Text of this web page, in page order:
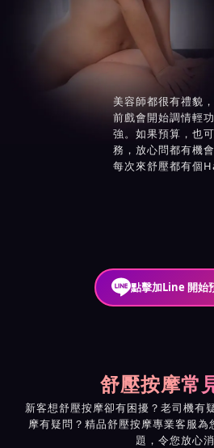
美容師都很有禮貌
前戲會開始調情輕
強。如果預算，也
務，放心問都有機
每次來舒壓都有個
點擊加Line 開始
舒壓按摩常
新客想舒壓按摩卻有困擾？老司機有
摩有疑問？精品舒壓按摩專業客服為
題，令您放心